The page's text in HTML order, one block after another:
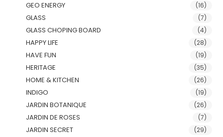
GEO ENERGY (16)
GLASS (7)
GLASS CHOPING BOARD (4)
HAPPY LIFE (28)
HAVE FUN (19)
HERITAGE (35)
HOME & KITCHEN (26)
INDIGO (19)
JARDIN BOTANIQUE (26)
JARDIN DE ROSES (7)
JARDIN SECRET (29)